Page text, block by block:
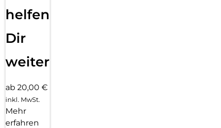
helfen
Dir
weiter
ab 20,00 €
inkl. MwSt.
Mehr
erfahren